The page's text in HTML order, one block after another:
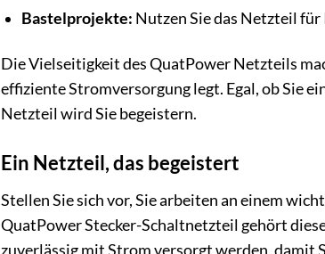
Bastelprojekte: Nutzen Sie das Netzteil
Die Vielseitigkeit des QuatPower Netzteils
effiziente Stromversorgung legt. Egal, ob Sie
Netzteil wird Sie begeistern.
Ein Netzteil, das begeistert
Stellen Sie sich vor, Sie arbeiten an einem
QuatPower Stecker-Schaltnetzteil gehört
zuverlässig mit Strom versorgt werden, damit